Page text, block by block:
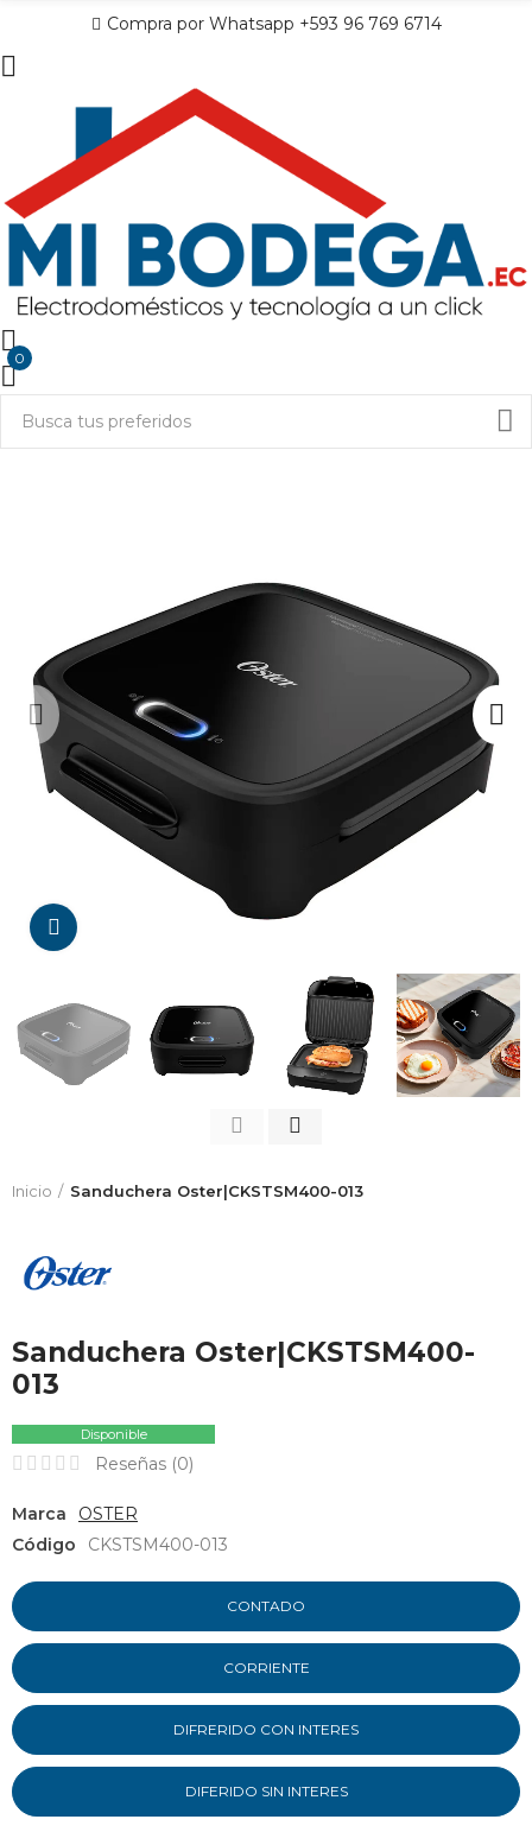
Compra por Whatsapp +593 96 769 6714
0
Da click para agrandar
Inicio Sanduchera Oster|CKSTSM400-013
Sanduchera Oster|CKSTSM400-
013
Disponible
Reseñas (0)
Marca
OSTER
Código
CKSTSM400-013
CONTADO
CORRIENTE
DIFRERIDO CON INTERES
DIFERIDO SIN INTERES